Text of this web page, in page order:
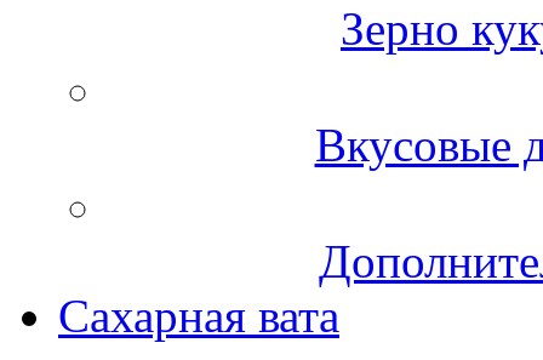
Зерно
Вкусовые
Сахарная вата